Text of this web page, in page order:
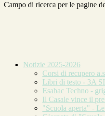
Campo di ricerca per le pagine
Notizie 2025-2026
Corsi di recupero
Libri di testo - 3A
Esabac Techno -
Il Casale vince il
"Scuola aperta" -